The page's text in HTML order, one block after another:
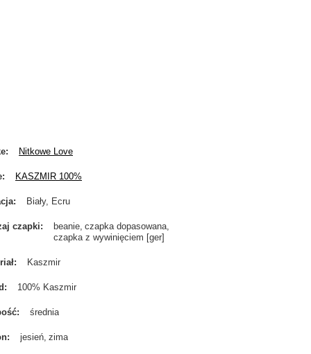
Nitkowe Love
KASZMIR 100%
Biały, Ecru
czapki beanie czapka dopasowana
czapka z wywinięciem [ger]
Kaszmir
100% Kaszmir
średnia
jesień zima